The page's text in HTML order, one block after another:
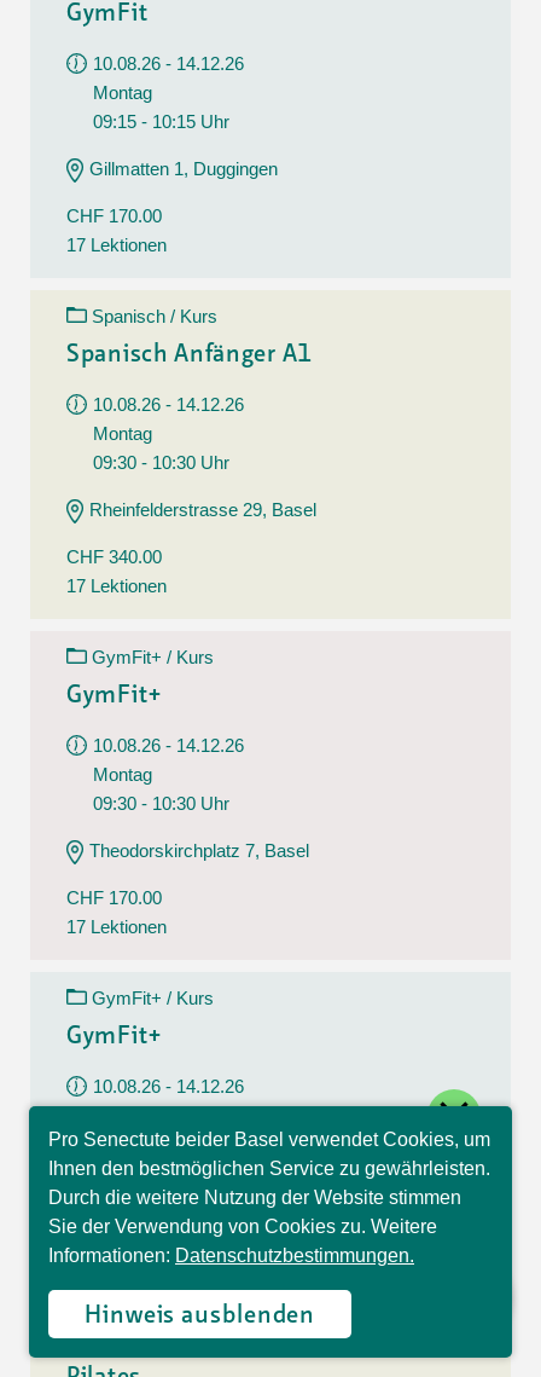
GymFit
10.08.26 - 14.12.26
Montag
09:15 - 10:15 Uhr
Gillmatten 1, Duggingen
CHF 170.00
17 Lektionen
Spanisch / Kurs
Spanisch Anfänger A1
10.08.26 - 14.12.26
Montag
09:30 - 10:30 Uhr
Rheinfelderstrasse 29, Basel
CHF 340.00
17 Lektionen
GymFit+ / Kurs
GymFit+
10.08.26 - 14.12.26
Montag
09:30 - 10:30 Uhr
Theodorskirchplatz 7, Basel
CHF 170.00
17 Lektionen
GymFit+ / Kurs
GymFit+
10.08.26 - 14.12.26
09:30 - 10:30 Uhr
Belchenstrasse 15, Basel
CHF 170.00
17 Lektionen
Pilates / Kurs
Pro Senectute beider Basel verwendet Cookies, um
Ihnen den bestmöglichen Service zu gewährleisten.
Durch die weitere Nutzung der Website stimmen
Sie der Verwendung von Cookies zu. Weitere
Informationen: Datenschutzbestimmungen.
Hinweis ausblenden
Hallo, ich bin Sophia und
beantworte gerne Ihre
Fragen.
close